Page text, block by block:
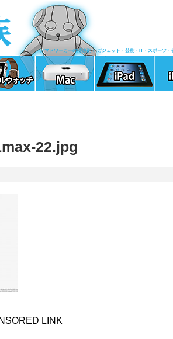
ノマドワーカーの清涼剤！ ガジェット・芸能・IT・スポーツ・
22.jpg
LINK